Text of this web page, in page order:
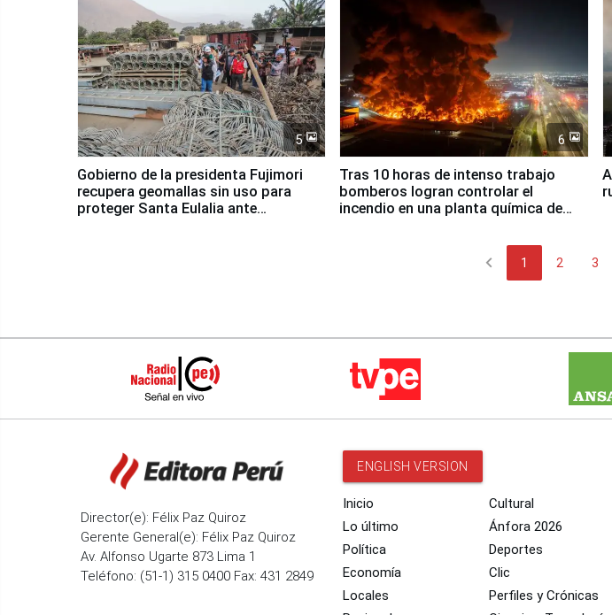
5
Gobierno de la presidenta Fujimori
recupera geomallas sin uso para
proteger Santa Eulalia ante
6
Tras 10 horas de intenso trabajo
bomberos logran controlar el
incendio en una planta química de
chevron_left 1 2 3
Director(e): Félix Paz Quiroz
Gerente General(e): Félix Paz Quiroz
Av. Alfonso Ugarte 873 Lima 1
Teléfono: (51-1) 315 0400 Fax: 431 2849
ENGLISH VERSION
Inicio
Lo último
Política
Economía
Locales
Cultural
Ánfora 2026
Deportes
Clic
Perfiles y Crónicas